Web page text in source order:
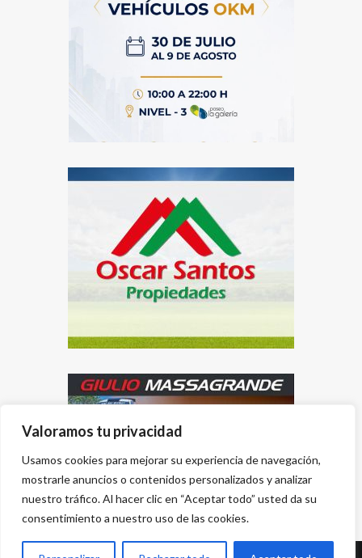
Valoramos tu privacidad
Usamos cookies para mejorar su experiencia de navegación,
mostrarle anuncios o contenidos personalizados y analizar
nuestro tráfico. Al hacer clic en “Aceptar todo” usted da su
consentimiento a nuestro uso de las cookies.